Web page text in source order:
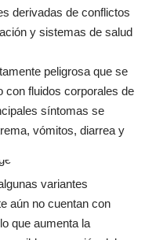
derivadas de conflictos
y sistemas de salud
peligrosa que se
con fluidos corporales de
síntomas se
vómitos, diarrea y
variantes
aún no cuentan con
que aumenta la